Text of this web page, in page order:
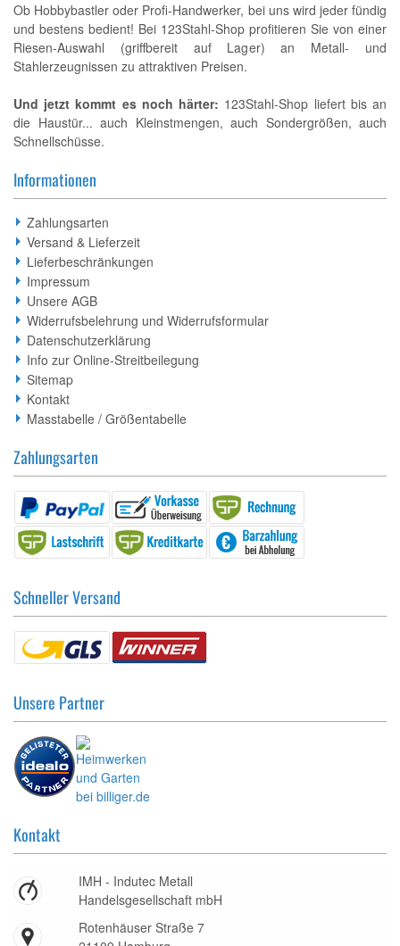
Ob Hobbybastler oder Profi-Handwerker, bei uns wird jeder fündig
und bestens bedient! Bei 123Stahl-Shop profitieren Sie von einer
Riesen-Auswahl (griffbereit auf Lager) an Metall- und
Stahlerzeugnissen zu attraktiven Preisen.
Und jetzt kommt es noch härter: 123Stahl-Shop liefert bis an
die Haustür... auch Kleinstmengen, auch Sondergrößen, auch
Schnellschüsse.
Informationen
Zahlungsarten
Versand & Lieferzeit
Lieferbeschränkungen
Impressum
Unsere AGB
Widerrufsbelehrung und Widerrufsformular
Datenschutzerklärung
Info zur Online-Streitbeilegung
Sitemap
Kontakt
Masstabelle / Größentabelle
Zahlungsarten
Schneller Versand
Unsere Partner
Kontakt
IMH - Indutec Metall
Handelsgesellschaft mbH
Rotenhäuser Straße 7